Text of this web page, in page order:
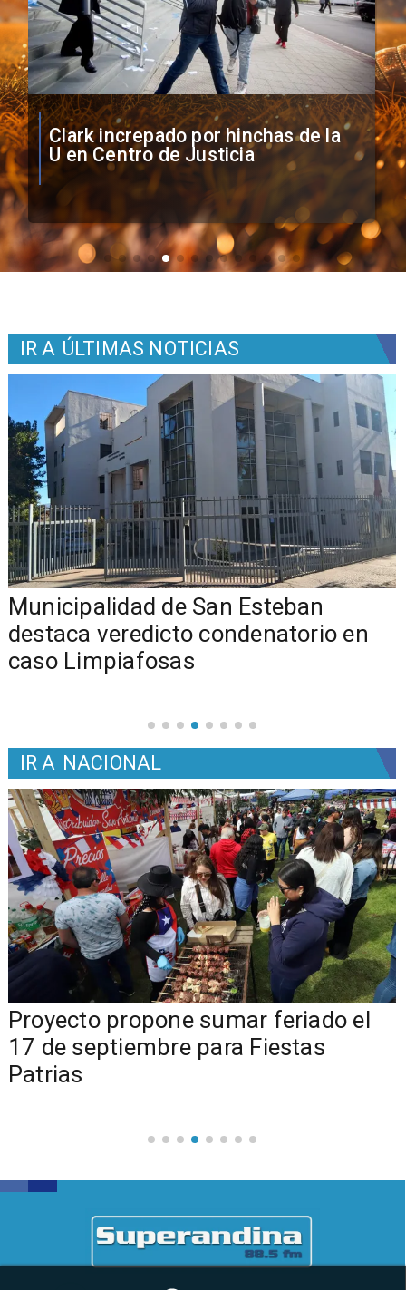
Vozinha firma contrato con Colo
Colo como nuevo arquero
IR A ÚLTIMAS NOTICIAS
Municipalidad de San Esteban
destaca veredicto condenatorio en
caso Limpiafosas
IR A NACIONAL
Proyecto propone sumar feriado el
17 de septiembre para Fiestas
Patrias